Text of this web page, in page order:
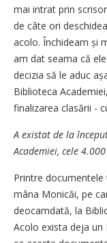
mai intrat prin
de câte ori
acolo. Închideam și
am dat seama că
decizia să le aduc
Biblioteca
finalizarea clasării -
A existat de la
Academiei, cele
Printre
mâna Monicăi, pe
deocamdată, la
Acolo exista deja un